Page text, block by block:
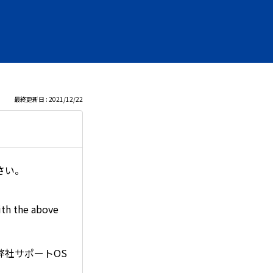
最終更新日 : 2021/12/22
。
the above
サポートOS